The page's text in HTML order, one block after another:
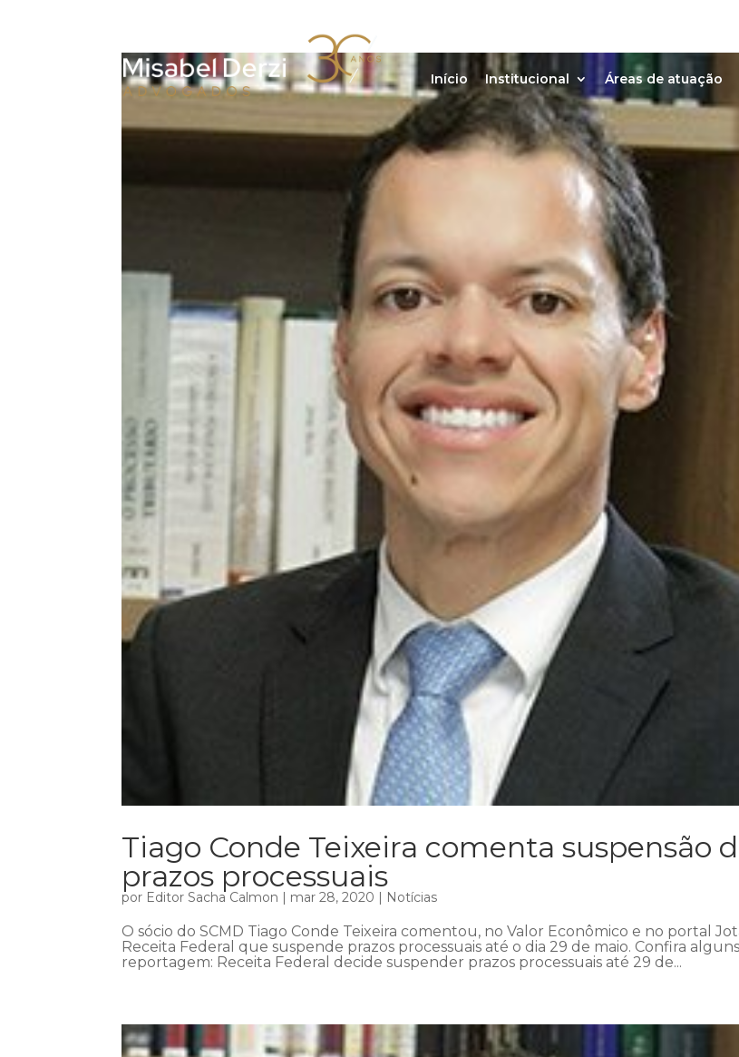
Início Institucional Áreas de atuação
Tiago Conde Teixeira comenta suspensão
prazos processuais
por Editor Sacha Calmon | mar 28, 2020 | Notícias
O sócio do SCMD Tiago Conde Teixeira comentou, no Valor Econômico e no portal
Receita Federal que suspende prazos processuais até o dia 29 de maio. Confira
reportagem: Receita Federal decide suspender prazos processuais até 29 de...